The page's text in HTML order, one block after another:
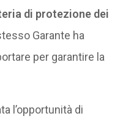
di protezione dei
Garante ha
per garantire la
l’opportunità di